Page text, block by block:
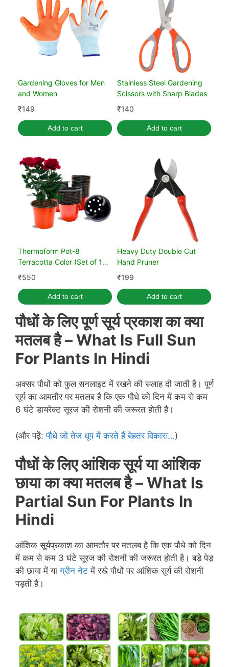
Gardening Gloves for Men
and Women
₹149
Add to cart
Stainless Steel Gardening
Scissors with Sharp Blades
₹140
Add to cart
Thermoform Pot-8
Terracotta Color (Set of 10)
(20 cm)
₹550
Add to cart
Heavy Duty Double Cut
Hand Pruner
₹199
Add to cart
पौधों के लिए पूर्ण सूर्य प्रकाश का क्या
मतलब है –What Is Full Sun
For Plants In Hindi
अक्सर पौधों को फुल सनलाइट में रखने की सलाह दी जाती है। पूर्ण
सूर्य का आमतौर पर मतलब है कि एक पौधे को दिन में कम से कम
6 घंटे डायरेक्ट सूरज की रोशनी की जरूरत होती है।
(और पढ़ें:पौधे जो तेज धूप में करते हैं बेहतर विकास…)
पौधों के लिए आंशिक सूर्य या आंशिक
छाया का क्या मतलब है –What Is
Partial Sun For Plants In
Hindi
आंशिक सूर्यप्रकाश का आमतौर पर मतलब है कि एक पौधे को दिन
में कम से कम 3 घंटे सूरज की रोशनी की जरूरत होती है। बड़े पेड़
की छाया में याग्रीन नेट में रखे पौधों पर आंशिक सूर्य की रोशनी
पड़ती है।